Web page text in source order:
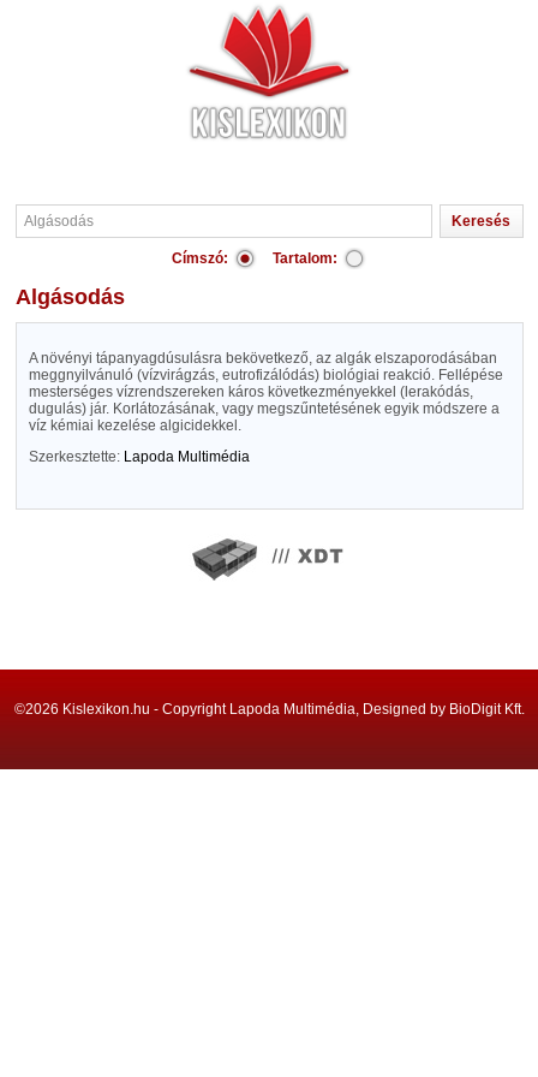
Címszó: Tartalom:
Algásodás
A növényi tápanyagdúsulásra bekövetkező, az algák elszaporodásában
meggnyilvánuló (vízvirágzás, eutrofizálódás) biológiai reakció. Fellépése
mesterséges vízrendszereken káros következményekkel (lerakódás,
dugulás) jár. Korlátozásának, vagy megszűntetésének egyik módszere a
víz kémiai kezelése algicidekkel.
Szerkesztette: Lapoda Multimédia
©2026 Kislexikon.hu - Copyright Lapoda Multimédia, Designed by BioDigit Kft.